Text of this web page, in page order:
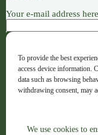
To provide the best
access device information.
data such as browsing
withdrawing consent, may
We use cookies to
Your e-mail address
ACCIÓN
OGA ·